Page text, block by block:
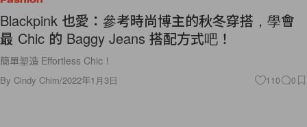
Blackpink 也愛：參考時尚博主的秋冬穿搭，學會
最 Chic 的 Baggy Jeans 搭配方式吧！
簡單塑造 Effortless Chic！
By Cindy Chim/2022年1月3日 110 0